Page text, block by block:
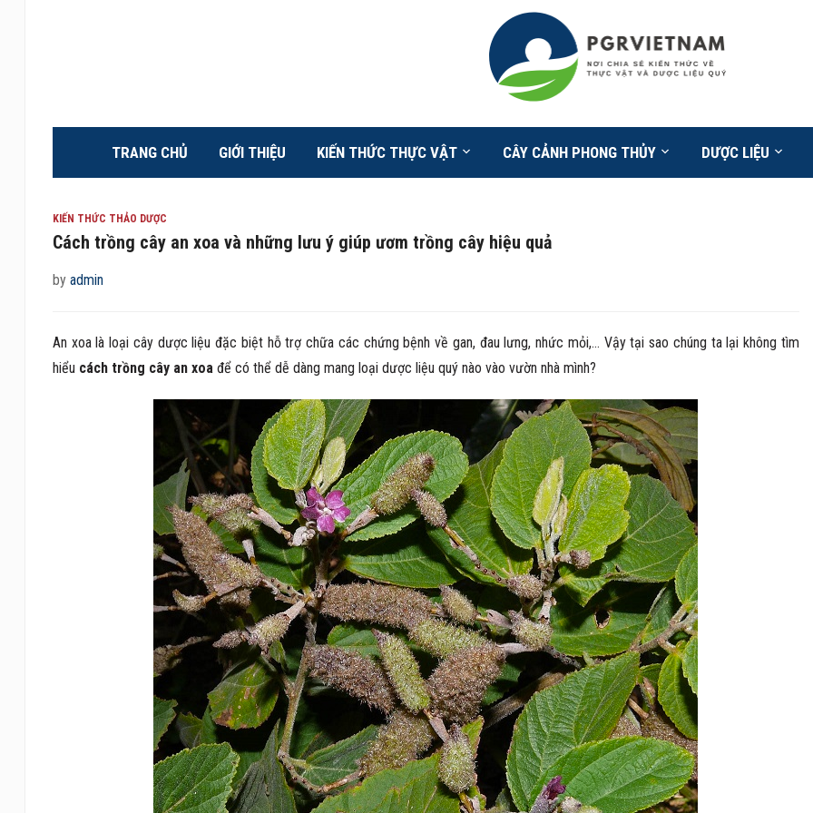
TRANG CHỦ GIỚI THIỆU KIẾN THỨC THỰC VẬT CÂY CẢNH PHONG THỦY DƯỢC LIỆU
KIẾN THỨC THẢO DƯỢC
Cách trồng cây an xoa và những lưu ý giúp ươm trồng cây hiệu quả
by admin
An xoa là loại cây dược liệu đặc biệt hỗ trợ chữa các chứng bệnh về gan, đau lưng, nhức mỏi,… Vậy tại sao chúng ta lại không tìm
hiểu cách trồng cây an xoa để có thể dễ dàng mang loại dược liệu quý nào vào vườn nhà mình?